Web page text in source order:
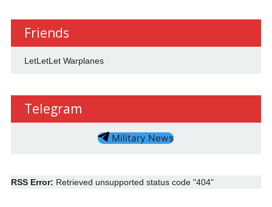
Friends
LetLetLet Warplanes
Telegram
Military News
RSS Error: Retrieved unsupported status code "404"